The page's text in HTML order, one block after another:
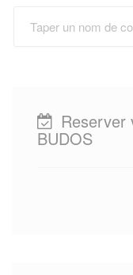
Reserver
BUDOS